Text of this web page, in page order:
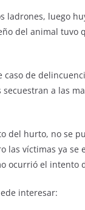
ladrones, luego
del animal tuvo
de
a las
del hurto, no se
las víctimas ya
ocurrió el intento
interesar: